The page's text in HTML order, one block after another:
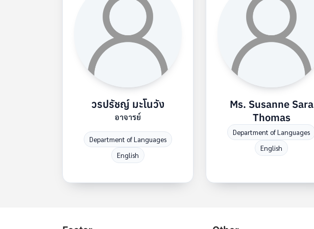
วรปรัชญ์ มะโนวัง
อาจารย์
Department of Languages
English
Ms. Susanne Sara
Thomas
Department of Languages
English